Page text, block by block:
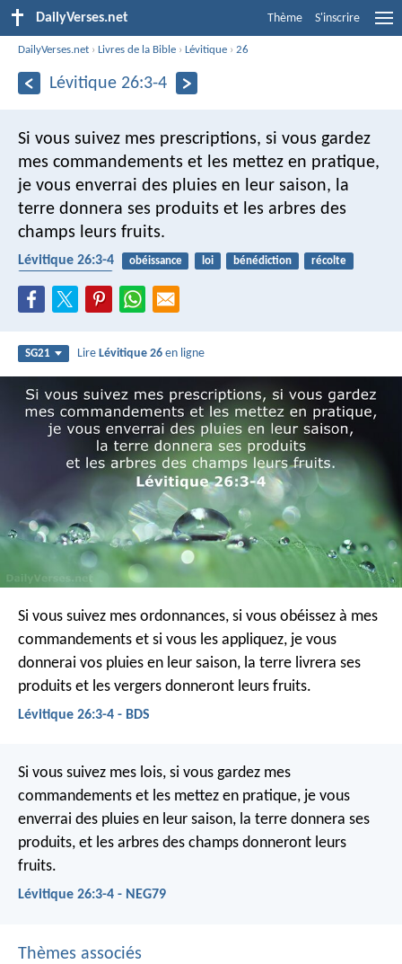
DailyVerses.net Thème S'inscrire
DailyVerses.net ›Livres de la Bible ›Lévitique ›26
Lévitique 26:3-4
Si vous suivez mes prescriptions, si vous gardez
mes commandements et les mettez en pratique,
je vous enverrai des pluies en leur saison, la
terre donnera ses produits et les arbres des
champs leurs fruits.
Lévitique 26:3-4 obéissance loi bénédiction
récolte
SG21 LireLévitique 26 en ligne
Si vous suivez mes ordonnances, si vous obéissez à mes
commandements et si vous les appliquez, je vous
donnerai vos pluies en leur saison, la terre livrera ses
produits et les vergers donneront leurs fruits.
Lévitique 26:3-4 - BDS
Si vous suivez mes lois, si vous gardez mes
commandements et les mettez en pratique, je vous
enverrai des pluies en leur saison, la terre donnera ses
produits, et les arbres des champs donneront leurs
fruits.
Lévitique 26:3-4 - NEG79
Thèmes associés